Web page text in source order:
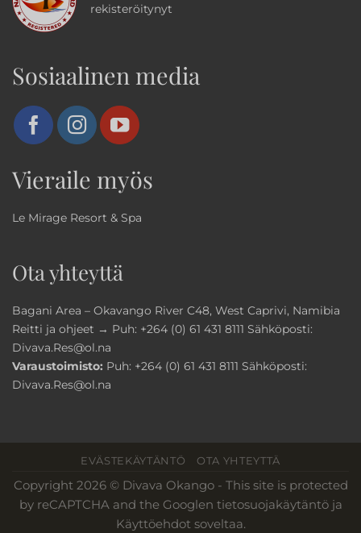
rekisteröitynyt
Sosiaalinen media
Vieraile myös
Le Mirage Resort & Spa
Ota yhteyttä
Bagani Area – Okavango River C48, West Caprivi, Namibia
Reitti ja ohjeet → Puh: +264 (0) 61 431 8111 Sähköposti:
Divava.Res@ol.na
Varaustoimisto: Puh: +264 (0) 61 431 8111 Sähköposti:
Divava.Res@ol.na
EVÄSTEKÄYTÄNTÖ OTA YHTEYTTÄ
Copyright 2026 © Divava Okango - This site is protected
by reCAPTCHA and the Googlen tietosuojakäytäntöja
Käyttöehdot soveltaa.